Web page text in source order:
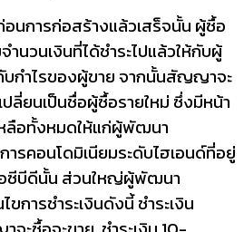
อนการก่อสร้างแล้วเสร็จนั้น ผู้ซื้อ
ำนวนเงินที่ได้ชำระไปแล้วให้กับผู้
บกำไรของผู้ขาย จากนั้นสัญญาจะ
ปลี่ยนเป็นชื่อผู้ซื้อรายใหม่ ซึ่งมีหน้า
ลือทั้งหมดให้แก่ผู้พัฒนา
รคอนโดมิเนียมระดับไฮเอนด์ที่อยู่
ซีบีดีนั้น ส่วนใหญ่ผู้พัฒนา
ขการชำระเงินดังนี้ ชำระเงิน